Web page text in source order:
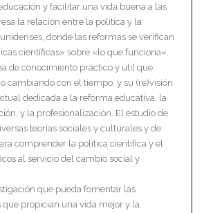
y facilitar una vida buena a las
la relación entre la política y la
donde las reformas se verifican
científicas» sobre «lo que funciona».
de conocimiento práctico y útil que
cambiando con el tiempo, y su (re)visión
dedicada a la reforma educativa, la
y la profesionalización. El estudio de
teorías sociales y culturales y de
comprender la política científica y el
al servicio del cambio social y
que pueda fomentar las
que propician una vida mejor y la